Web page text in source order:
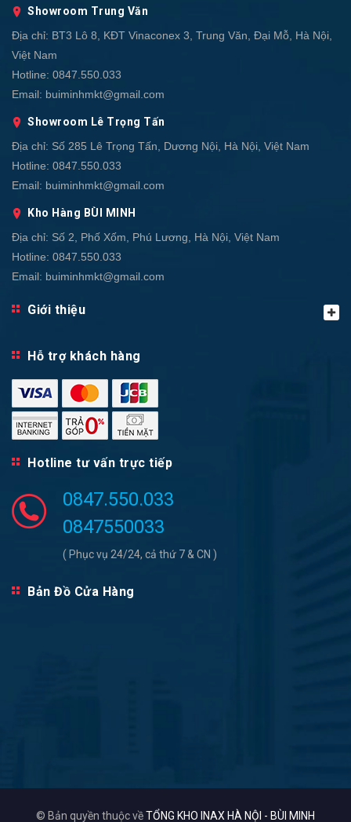
Showroom Trung Văn
Địa chỉ: BT3 Lô 8, KĐT Vinaconex 3, Trung Văn, Đại Mỗ, Hà Nội,
Việt Nam
Hotline: 0847.550.033
Email: buiminhmkt@gmail.com
Showroom Lê Trọng Tấn
Địa chỉ: Số 285 Lê Trọng Tấn, Dương Nội, Hà Nội, Việt Nam
Hotline: 0847.550.033
Email: buiminhmkt@gmail.com
Kho Hàng BÙI MINH
Địa chỉ: Số 2, Phố Xốm, Phú Lương, Hà Nội, Việt Nam
Hotline: 0847.550.033
Email: buiminhmkt@gmail.com
Giới thiệu
Hỗ trợ khách hàng
Hotline tư vấn trực tiếp
0847.550.033
0847550033
( Phục vụ 24/24, cả thứ 7 & CN )
Bản Đồ Cửa Hàng
© Bản quyền thuộc vềTỔNG KHO INAX HÀ NỘI - BÙI MINH